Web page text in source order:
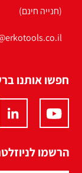
(חנייה חינם)
חפשו אותנו
הרשמו